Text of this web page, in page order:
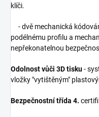
klíči.
- dvě mechanická
podélnému profilu a
nepřekonatelnou
Odolnost vůči 3D tisku-
vložky "vytištěným"
Bezpečnostní třída 4.